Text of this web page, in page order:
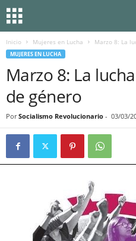
Inicio Mujeres en Lucha Marzo 8: La
MUJERES EN LUCHA
Marzo 8: La
de género
Por Socialismo Revolucionario - 03/03/